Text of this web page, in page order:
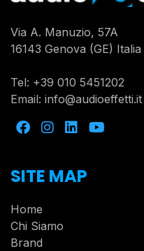
Via A. Manuzio, 57A
16143 Genova (GE) Italia
Tel: +39 010 5451202
Email: info@audioeffetti.it
SITE MAP
Home
Chi Siamo
Brand